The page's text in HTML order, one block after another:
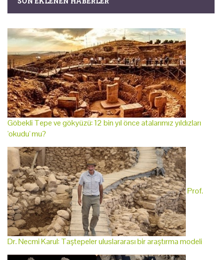
Göbekli Tepe ve gökyüzü: 12 bin yıl önce atalarımız yıldızları
'okudu' mu?
Prof.
Dr. Necmi Karul: Taştepeler uluslararası bir araştırma modeli